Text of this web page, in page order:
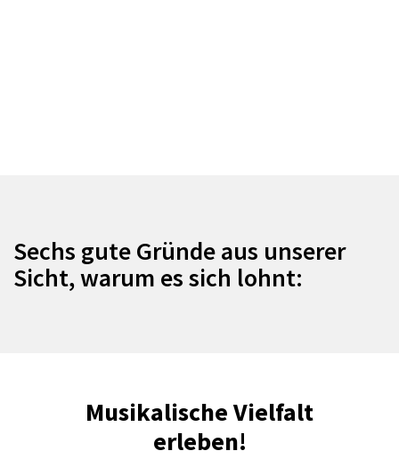
Sechs gute Gründe aus unserer
Sicht, warum es sich lohnt:
Musikalische Vielfalt
erleben!